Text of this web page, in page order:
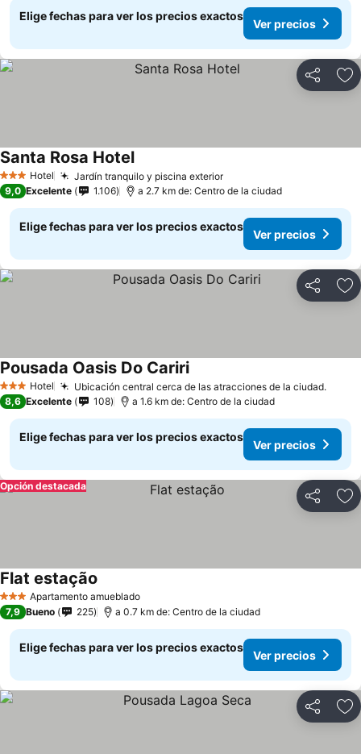
Elige fechas para ver los precios exactos
Ver precios
Compartir
3 Estrellas
Hotel Jardín tranquilo y piscina exterior
Santa Rosa Hotel
9,0 Excelente 1.106 a 2.7 km de: Centro de la ciudad
Elige fechas para ver los precios exactos
Ver precios
Compartir
3 Estrellas
Hotel Ubicación central cerca de las atracciones de la ciudad.
Pousada Oasis Do Cariri
8,6 Excelente 108 a 1.6 km de: Centro de la ciudad
Elige fechas para ver los precios exactos
Ver precios
Compartir
Opción destacada
3 EstrellasApartamento amueblado
Flat estação
7,9 Bueno 225 a 0.7 km de: Centro de la ciudad
Elige fechas para ver los precios exactos
Ver precios
Compartir